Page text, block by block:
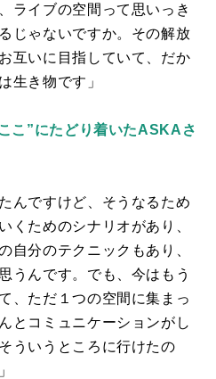
ライブの空間って思いっき
じゃないですか。その解放
互いに目指していて、だか
生き物です」
こ”にたどり着いたASKAさ
んですけど、そうなるため
くためのシナリオがあり、
自分のテクニックもあり、
うんです。でも、今はもう
、ただ１つの空間に集まっ
とコミュニケーションがし
ういうところに行けたの